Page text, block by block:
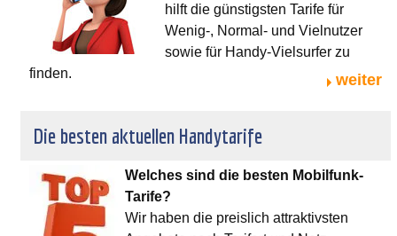
hilft die günstigsten Tarife für
Wenig-, Normal- und Vielnutzer
sowie für Handy-Vielsurfer zu
finden.
weiter
Die besten aktuellen Handytarife
Welches sind die besten Mobilfunk-
Tarife?
Wir haben die preislich attraktivsten